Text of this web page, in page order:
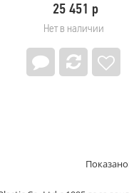
25 451 р
Нет в наличии